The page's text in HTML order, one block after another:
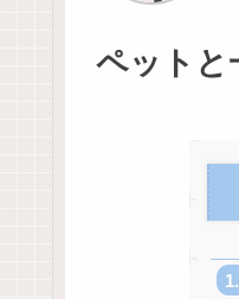
ペットと